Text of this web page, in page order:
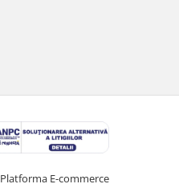
Platforma E-commerce